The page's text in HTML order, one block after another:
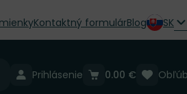
Kontaktný formulárBlog SK
Prihlásenie 0.00 €